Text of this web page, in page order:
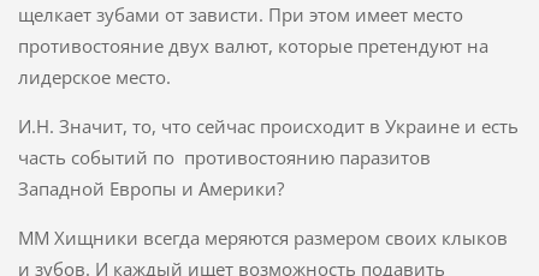
щелкает зубами от зависти. При этом имеет место
противостояние двух валют, которые претендуют на
лидерское место.
И.Н. Значит, то, что сейчас происходит в Украине и есть
часть событий по противостоянию паразитов
Западной Европы и Америки?
ММ Хищники всегда меряются размером своих клыков
и зубов. И каждый ищет возможность подавить